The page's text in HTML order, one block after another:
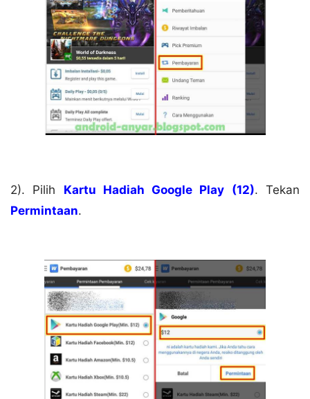
2). Pilih Kartu Hadiah Google Play (12). Tekan
Permintaan.